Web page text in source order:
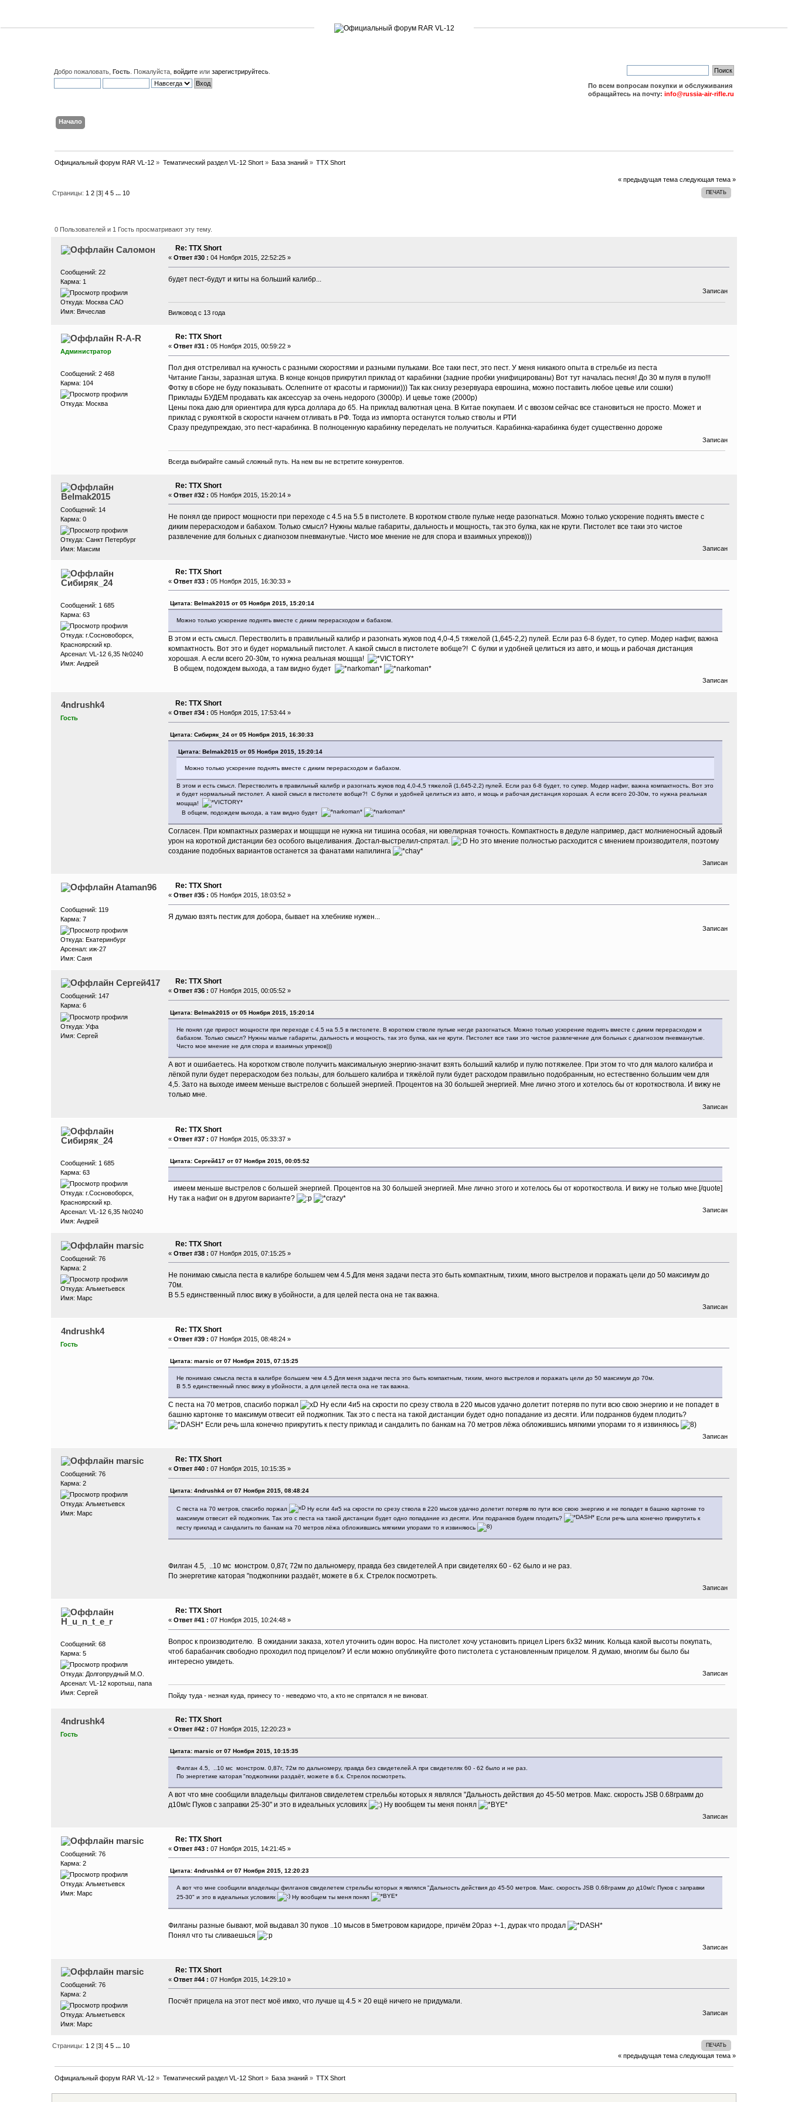
Добро пожаловать,Гость . Пожалуйста,войдите илизарегистрируйтесь
По всем вопросам покупки и обслуживания
обращайтесь на почту: info@russia-air-rifle.ru
Начало
Официальный форум RAR VL-12 » Тематический раздел VL-12 Short» База знаний » ТТХ Short
« предыдущая тема следующая тема »
ПЕЧАТЬ
Страницы: 1 2 [3]4 5 ... 10
0 Пользователей и 1 Гость просматривают эту тему.
Саломон
Сообщений: 22
Карма: 1
Откуда: Москва САО
Имя: Вячеслав
Re: ТТХ Short
« Ответ #30 : 04 Ноября 2015, 22:52:25 »
будет пест-будут и киты на больший калибр...
Записан
Вилковод с 13 года
R-A-R
Администратор
Сообщений: 2 468
Карма: 104
Откуда: Москва
Re: ТТХ Short
« Ответ #31 : 05 Ноября 2015, 00:59:22 »
Пол дня отстреливал на кучность с разными скоростями и разными пульками. Все таки пест, это пест. У меня никакого опыта в стрельбе из песта
Читание Ганзы, заразная штука. В конце концов прикрутил приклад от карабинки (задние пробки унифицированы) Вот тут началась песня! До 30 м пуля в пулю!!!
Фотку в сборе не буду показывать. Ослепните от красоты и гармонии))) Так как снизу резервуара еврошина, можно поставить любое цевье или сошки)
Приклады БУДЕМ продавать как аксессуар за очень недорого (3000р). И цевье тоже (2000р)
Цены пока даю для ориентира для курса доллара до 65. На приклад валютная цена. В Китае покупаем. И с ввозом сейчас все становиться не просто. Может и
приклад с рукояткой в скорости начнем отливать в РФ. Тогда из импорта останутся только стволы и РТИ
Сразу предупреждаю, это пест-карабинка. В полноценную карабинку переделать не получиться. Карабинка-карабинка будет существенно дороже
Записан
Всегда выбирайте самый сложный путь. На нем вы не встретите конкурентов.
Belmak2015
Сообщений: 14
Карма: 0
Откуда: Санкт Петербург
Имя: Максим
Re: ТТХ Short
« Ответ #32 : 05 Ноября 2015, 15:20:14 »
Не понял где прирост мощности при переходе с 4.5 на 5.5 в пистолете. В коротком стволе пульке негде разогнаться. Можно только ускорение поднять вместе с
диким перерасходом и бабахом. Только смысл? Нужны малые габариты, дальность и мощность, так это булка, как не крути. Пистолет все таки это чистое
развлечение для больных с диагнозом пневманутые. Чисто мое мнение не для спора и взаимных упреков)))
Записан
Сибиряк_24
Сообщений: 1 685
Карма: 63
Откуда: г.Сосновоборск,
Красноярский кр.
Арсенал: VL-12 6,35 №0240
Имя: Андрей
Re: ТТХ Short
« Ответ #33 : 05 Ноября 2015, 16:30:33 »
Цитата: Belmak2015 от 05 Ноября 2015, 15:20:14
Можно только ускорение поднять вместе с диким перерасходом и бабахом.
В этом и есть смысл. Перестволить в правильный калибр и разогнать жуков под 4,0-4,5 тяжелой (1,645-2,2) пулей. Если раз 6-8 будет, то супер. Модер нафиг, важна
компактность. Вот это и будет нормальный пистолет. А какой смысл в пистолете вобще?! С булки и удобней целиться из авто, и мощь и рабочая дистанция
хорошая. А если всего 20-30м, то нужна реальная мощща!
В общем, подождем выхода, а там видно будет
Записан
4ndrushk4
Гость
Re: ТТХ Short
« Ответ #34 : 05 Ноября 2015, 17:53:44 »
Цитата: Сибиряк_24 от 05 Ноября 2015, 16:30:33
Цитата: Belmak2015 от 05 Ноября 2015, 15:20:14
Можно только ускорение поднять вместе с диким перерасходом и бабахом.
В этом и есть смысл. Перестволить в правильный калибр и разогнать жуков под 4,0-4,5 тяжелой (1,645-2,2) пулей. Если раз 6-8 будет, то супер. Модер нафиг, важна компактность. Вот это
и будет нормальный пистолет. А какой смысл в пистолете вобще?! С булки и удобней целиться из авто, и мощь и рабочая дистанция хорошая. А если всего 20-30м, то нужна реальная
мощща!
В общем, подождем выхода, а там видно будет
Согласен. При компактных размерах и мощщщи не нужна ни тишина особая, ни ювелирная точность. Компактность в дедуле например, даст молниеносный адовый
урон на короткой дистанции без особого выцеливания. Достал-выстрелил-спрятал.
Но это мнение полностью расходится с мнением производителя, поэтому
создание подобных вариантов останется за фанатами напилинга
Записан
Ataman96
Сообщений: 119
Карма: 7
Откуда: Екатеринбург
Арсенал: иж-27
Имя: Саня
Re: ТТХ Short
« Ответ #35 : 05 Ноября 2015, 18:03:52 »
Я думаю взять пестик для добора, бывает на хлебнике нужен...
Записан
Сергей417
Сообщений: 147
Карма: 6
Откуда: Уфа
Имя: Сергей
Re: ТТХ Short
« Ответ #36 : 07 Ноября 2015, 00:05:52 »
Цитата: Belmak2015 от 05 Ноября 2015, 15:20:14
Не понял где прирост мощности при переходе с 4.5 на 5.5 в пистолете. В коротком стволе пульке негде разогнаться. Можно только ускорение поднять вместе с диким перерасходом и
бабахом. Только смысл? Нужны малые габариты, дальность и мощность, так это булка, как не крути. Пистолет все таки это чистое развлечение для больных с диагнозом пневманутые.
Чисто мое мнение не для спора и взаимных упреков)))
А вот и ошибаетесь. На коротком стволе получить максимальную энергию-значит взять больший калибр и пулю потяжелее. При этом то что для малого калибра и
лёгкой пули будет перерасходом без пользы, для большего калибра и тяжёлой пули будет расходом правильно подобранным, но естественно большим чем для
4,5. Зато на выходе имеем меньше выстрелов с большей энергией. Процентов на 30 большей энергией. Мне лично этого и хотелось бы от короткоствола. И вижу не
только мне.
Записан
Сибиряк_24
Сообщений: 1 685
Карма: 63
Откуда: г.Сосновоборск,
Красноярский кр.
Арсенал: VL-12 6,35 №0240
Имя: Андрей
Re: ТТХ Short
« Ответ #37 : 07 Ноября 2015, 05:33:37 »
Цитата: Сергей417 от 07 Ноября 2015, 00:05:52
имеем меньше выстрелов с большей энергией. Процентов на 30 большей энергией. Мне лично этого и хотелось бы от короткоствола. И вижу не только мне.[/quote]
Ну так а нафиг он в другом варианте?
Записан
marsic
Сообщений: 76
Карма: 2
Откуда: Aльметьевск
Имя: Марс
Re: ТТХ Short
« Ответ #38 : 07 Ноября 2015, 07:15:25 »
Не понимаю смысла песта в калибре большем чем 4.5.Для меня задачи песта это быть компактным, тихим, много выстрелов и поражать цели до 50 максимум до
70м.
В 5.5 единственный плюс вижу в убойности, а для целей песта она не так важна.
Записан
4ndrushk4
Гость
Re: ТТХ Short
« Ответ #39 : 07 Ноября 2015, 08:48:24 »
Цитата: marsic от 07 Ноября 2015, 07:15:25
Не понимаю смысла песта в калибре большем чем 4.5.Для меня задачи песта это быть компактным, тихим, много выстрелов и поражать цели до 50 максимум до 70м.
В 5.5 единственный плюс вижу в убойности, а для целей песта она не так важна.
С песта на 70 метров, спасибо поржал
Ну если 4и5 на скрости по срезу ствола в 220 мысов удачно долетит потеряв по пути всю свою энергию и не попадет в
башню картонке то максимум отвесит ей поджопник. Так это с песта на такой дистанции будет одно попадание из десяти. Или подранков будем плодить?
Если речь шла конечно прикрутить к песту приклад и сандалить по банкам на 70 метров лёжа обложившись мягкими упорами то я извиняюсь
Записан
marsic
Сообщений: 76
Карма: 2
Откуда: Aльметьевск
Имя: Марс
Re: ТТХ Short
« Ответ #40 : 07 Ноября 2015, 10:15:35 »
Цитата: 4ndrushk4 от 07 Ноября 2015, 08:48:24
С песта на 70 метров, спасибо поржал
Ну если 4и5 на скрости по срезу ствола в 220 мысов удачно долетит потеряв по пути всю свою энергию и не попадет в башню картонке то
максимум отвесит ей поджопник. Так это с песта на такой дистанции будет одно попадание из десяти. Или подранков будем плодить?
Если речь шла конечно прикрутить к
песту приклад и сандалить по банкам на 70 метров лёжа обложившись мягкими упорами то я извиняюсь
Филган 4.5, ..10 мс монстром. 0,87г, 72м по дальномеру, правда без свидетелей.А при свидетелях 60 - 62 было и не раз.
По энергетике каторая "поджопники раздаёт, можете в б.к. Стрелок посмотреть.
Записан
H_u_n_t_e_r
Сообщений: 68
Карма: 5
Откуда: Долгопрудный М.О.
Арсенал: VL-12 коротыш, папа
Имя: Сергей
Re: ТТХ Short
« Ответ #41 : 07 Ноября 2015, 10:24:48 »
Вопрос к производителю. В ожидании заказа, хотел уточнить один ворос. На пистолет хочу установить прицел Lipers 6x32 миник. Кольца какой высоты покупать,
чтоб барабанчик свободно проходил под прицелом? И если можно опубликуйте фото пистолета с установленным прицелом. Я думаю, многим бы было бы
интересно увидеть.
Записан
Пойду туда - незная куда, принесу то - неведомо что, а кто не спрятался я не виноват.
4ndrushk4
Гость
Re: ТТХ Short
« Ответ #42 : 07 Ноября 2015, 12:20:23 »
Цитата: marsic от 07 Ноября 2015, 10:15:35
Филган 4.5, ..10 мс монстром. 0,87г, 72м по дальномеру, правда без свидетелей.А при свидетелях 60 - 62 было и не раз.
По энергетике каторая "поджопники раздаёт, можете в б.к. Стрелок посмотреть.
А вот что мне сообщили владельцы филганов свиделетем стрельбы которых я являлся "Дальность действия до 45-50 метров. Макс. скорость JSB 0.68грамм до
д10м/с Пуков с заправки 25-30" и это в идеальных условиях
Ну вообщем ты меня понял
Записан
marsic
Сообщений: 76
Карма: 2
Откуда: Aльметьевск
Имя: Марс
Re: ТТХ Short
« Ответ #43 : 07 Ноября 2015, 14:21:45 »
Цитата: 4ndrushk4 от 07 Ноября 2015, 12:20:23
А вот что мне сообщили владельцы филганов свиделетем стрельбы которых я являлся "Дальность действия до 45-50 метров. Макс. скорость JSB 0.68грамм до д10м/с Пуков с заправки
25-30" и это в идеальных условиях
Ну вообщем ты меня понял
Филганы разные бывают, мой выдавал 30 пуков ..10 мысов в 5метровом каридоре, причём 20раз +-1, дурак что продал
Понял что ты сливаешься
Записан
marsic
Сообщений: 76
Карма: 2
Откуда: Aльметьевск
Имя: Марс
Re: ТТХ Short
« Ответ #44 : 07 Ноября 2015, 14:29:10 »
Посчёт прицела на этот пест моё имхо, что лучше щ 4.5 × 20 ещё ничего не придумали.
Записан
ПЕЧАТЬ
Страницы: 1 2 [3]4 5 ... 10
« предыдущая тема следующая тема »
Официальный форум RAR VL-12 » Тематический раздел VL-12 Short» База знаний » ТТХ Short